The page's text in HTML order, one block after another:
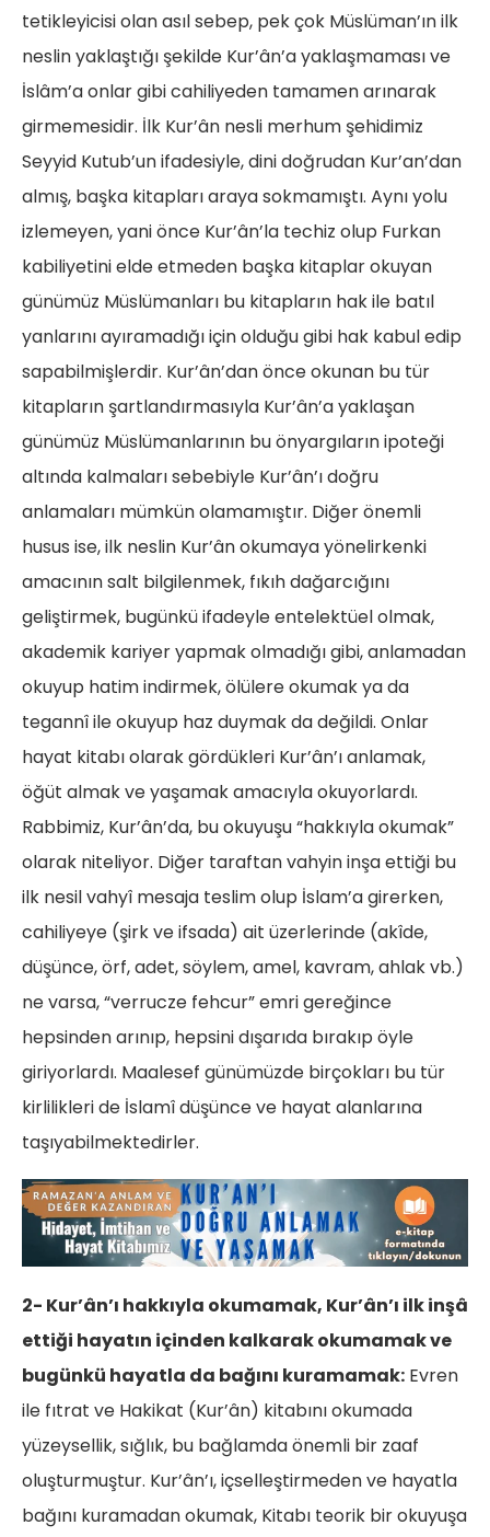
tetikleyicisi olan asıl sebep, pek çok Müslüman’ın ilk
neslin yaklaştığı şekilde Kur’ân’a yaklaşmaması ve
İslâm’a onlar gibi cahiliyeden tamamen arınarak
girmemesidir. İlk Kur’ân nesli merhum şehidimiz
Seyyid Kutub’un ifadesiyle, dini doğrudan Kur’an’dan
almış, başka kitapları araya sokmamıştı. Aynı yolu
izlemeyen, yani önce Kur’ân’la techiz olup Furkan
kabiliyetini elde etmeden başka kitaplar okuyan
günümüz Müslümanları bu kitapların hak ile batıl
yanlarını ayıramadığı için olduğu gibi hak kabul edip
sapabilmişlerdir. Kur’ân’dan önce okunan bu tür
kitapların şartlandırmasıyla Kur’ân’a yaklaşan
günümüz Müslümanlarının bu önyargıların ipoteği
altında kalmaları sebebiyle Kur’ân’ı doğru
anlamaları mümkün olamamıştır. Diğer önemli
husus ise, ilk neslin Kur’ân okumaya yönelirkenki
amacının salt bilgilenmek, fıkıh dağarcığını
geliştirmek, bugünkü ifadeyle entelektüel olmak,
akademik kariyer yapmak olmadığı gibi, anlamadan
okuyup hatim indirmek, ölülere okumak ya da
tegannî ile okuyup haz duymak da değildi. Onlar
hayat kitabı olarak gördükleri Kur’ân’ı anlamak,
öğüt almak ve yaşamak amacıyla okuyorlardı.
Rabbimiz, Kur’ân’da, bu okuyuşu “hakkıyla okumak”
olarak niteliyor. Diğer taraftan vahyin inşa ettiği bu
ilk nesil vahyî mesaja teslim olup İslam’a girerken,
cahiliyeye (şirk ve ifsada) ait üzerlerinde (akîde,
düşünce, örf, adet, söylem, amel, kavram, ahlak vb.)
ne varsa, “verrucze fehcur” emri gereğince
hepsinden arınıp, hepsini dışarıda bırakıp öyle
giriyorlardı. Maalesef günümüzde birçokları bu tür
kirlilikleri de İslamî düşünce ve hayat alanlarına
taşıyabilmektedirler.
2- Kur’ân’ı hakkıyla okumamak, Kur’ân’ı ilk inşâ
ettiği hayatın içinden kalkarak okumamak ve
bugünkü hayatla da bağını kuramamak: Evren
ile fıtrat ve Hakikat (Kur’ân) kitabını okumada
yüzeysellik, sığlık, bu bağlamda önemli bir zaaf
oluşturmuştur. Kur’ân’ı, içselleştirmeden ve hayatla
bağını kuramadan okumak, Kitabı teorik bir okuyuşa